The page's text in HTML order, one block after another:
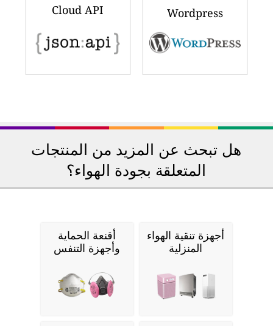
Wordpress
Cloud API
هل تبحث عن المزيد من المنتجات
المتعلقة بجودة الهواء؟
أجهزة تنقية الهواء
المنزلية
أقنعة الحماية
وأجهزة التنفس